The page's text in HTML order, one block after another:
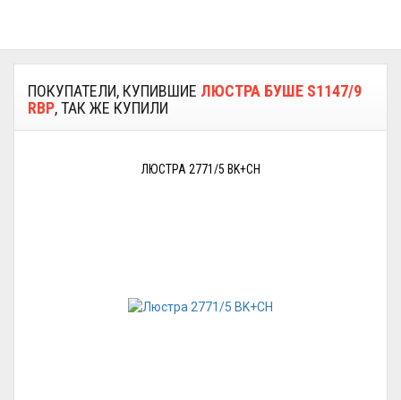
ПОКУПАТЕЛИ, КУПИВШИЕ ЛЮСТРА БУШЕ S1147/9
RBP, ТАК ЖЕ КУПИЛИ
ЛЮСТРА 2771/5 BK+CH